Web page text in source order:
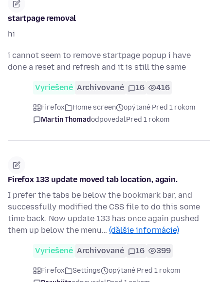
startpage removal
hi
i cannot seem to remove startpage popup i have
done a reset and refresh and it is still the same
Vyriešené Archivované 16 416
Firefox Home screen
opýtané Pred 1 rokom
Martin ThomadodpovedalPred 1 rokom
Firefox 133 update moved tab location, again.
I prefer the tabs be below the bookmark bar, and
successfully modified the CSS file to do this some
time back. Now update 133 has once again pushed
them up below the menu… (ďalšie informácie)
Vyriešené Archivované 16 399
Firefox Settings
opýtané Pred 1 rokom